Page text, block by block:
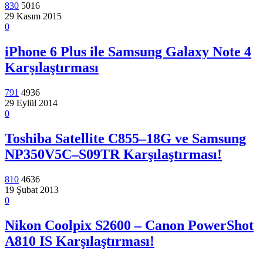
830 5016
29 Kasım 2015
0
iPhone 6 Plus ile Samsung Galaxy Note 4
Karşılaştırması
791 4936
29 Eylül 2014
0
Toshiba Satellite C855–18G ve Samsung
NP350V5C–S09TR Karşılaştırması!
810 4636
19 Şubat 2013
0
Nikon Coolpix S2600 – Canon PowerShot
A810 IS Karşılaştırması!